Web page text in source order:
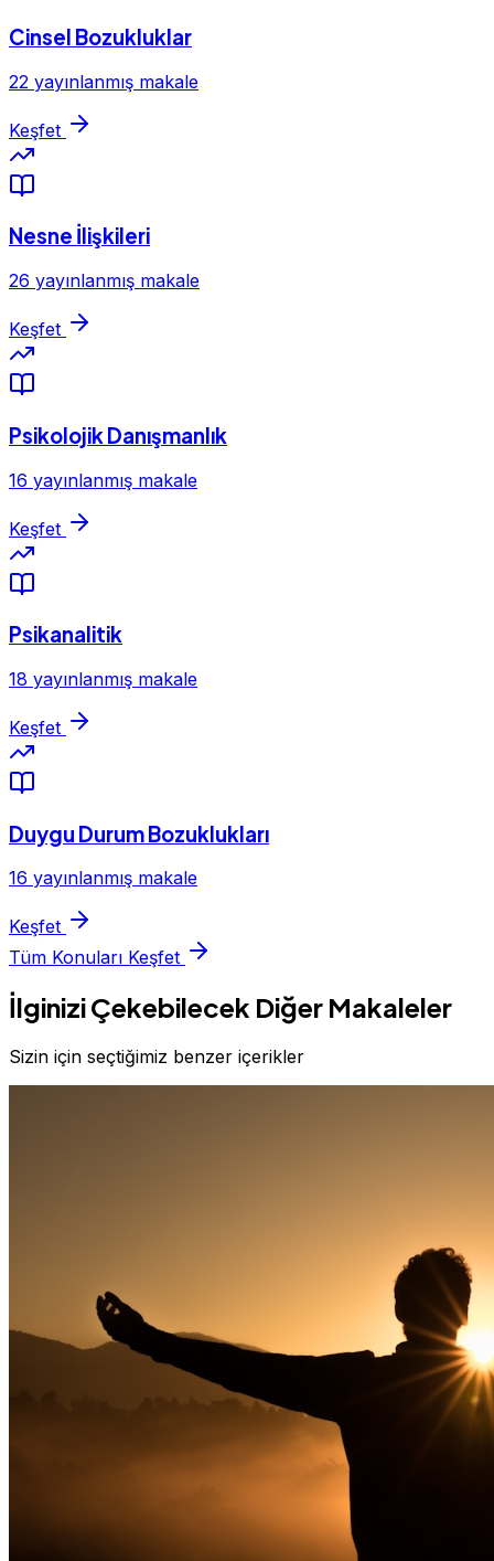
Cinsel Bozukluklar
22 yayınlanmış makale
Keşfet
Nesne İlişkileri
26 yayınlanmış makale
Keşfet
Psikolojik Danışmanlık
16 yayınlanmış makale
Keşfet
Psikanalitik
18 yayınlanmış makale
Keşfet
Duygu Durum Bozuklukları
16 yayınlanmış makale
Keşfet
Tüm Konuları Keşfet
İlginizi Çekebilecek Diğer Makaleler
Sizin için seçtiğimiz benzer içerikler